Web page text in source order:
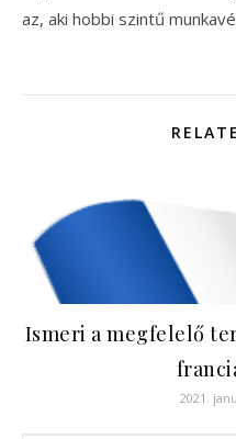
az, aki hobbi szintű
Ismeri a megfelelő
2021.